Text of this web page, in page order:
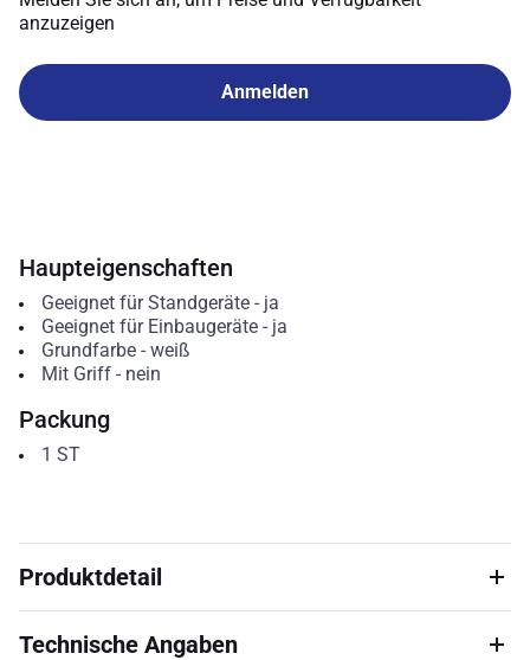
anzuzeigen
Anmelden
Haupteigenschaften
Geeignet für Standgeräte- ja
Geeignet für Einbaugeräte- ja
Grundfarbe- weiß
Mit Griff- nein
Packung
1 ST
Produktdetail
Technische Angaben